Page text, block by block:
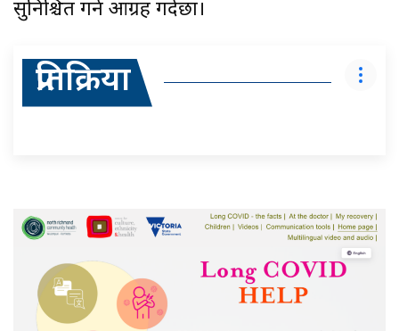
सुनिश्चित गर्न आग्रह गर्दछौं।
प्रतिक्रिया